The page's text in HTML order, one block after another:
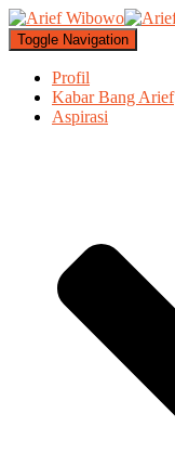
Toggle Navigation
Profil
Kabar Bang Arief
Aspirasi